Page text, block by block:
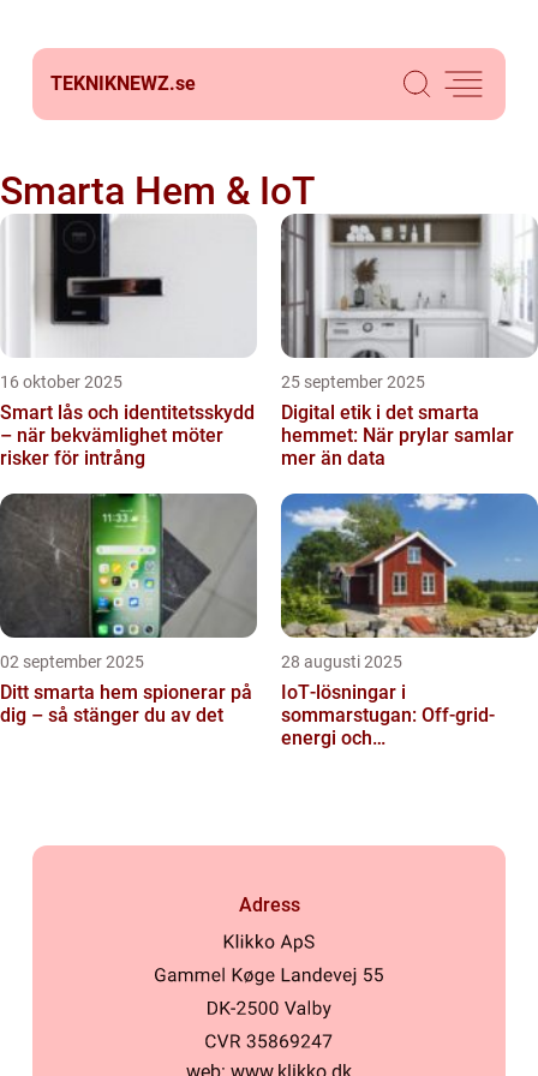
TEKNIKNEWZ.se
Smarta Hem & IoT
16 oktober 2025
Smart lås och identitetsskydd
– när bekvämlighet möter
risker för intrång
25 september 2025
Digital etik i det smarta
hemmet: När prylar samlar
mer än data
02 september 2025
Ditt smarta hem spionerar på
dig – så stänger du av det
28 augusti 2025
IoT‑lösningar i
sommarstugan: Off‑grid-
energi och
Adress